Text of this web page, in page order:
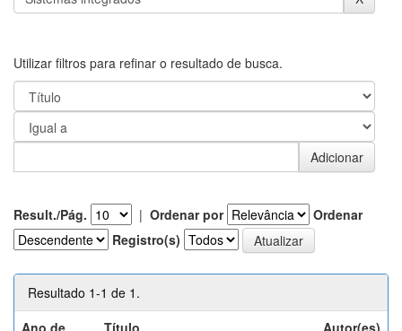
Utilizar filtros para refinar o resultado de busca.
Result./Pág. | Ordenar por
Ordenar
Registro(s)
Resultado 1-1 de 1.
Ano de
Título Autor(es)